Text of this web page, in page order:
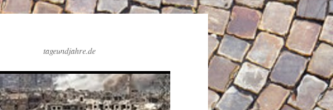
tageundjahre.de